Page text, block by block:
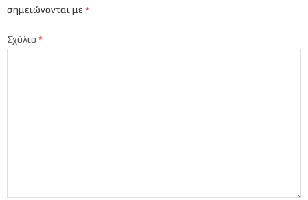
σημειώνονται με *
Σχόλιο *